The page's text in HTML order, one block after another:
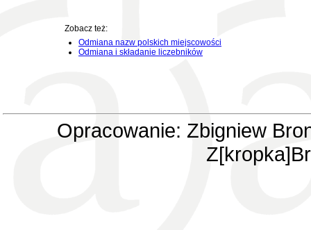
Zobacz też:
Odmiana nazw polskich miejscowości
Odmiana i składanie liczebników
Opracowanie: Zbigniew